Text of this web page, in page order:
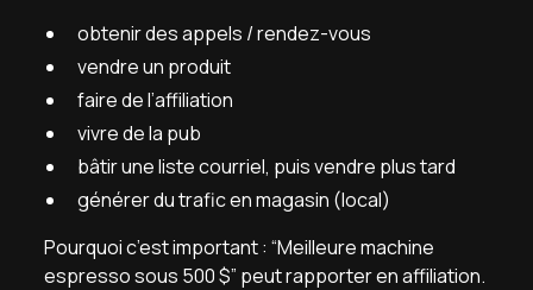
obtenir des appels / rendez-vous
vendre un produit
faire de l’affiliation
vivre de la pub
bâtir une liste courriel, puis vendre plus tard
générer du trafic en magasin (local)
Pourquoi c’est important : “Meilleure machine
espresso sous 500 $” peut rapporter en affiliation.